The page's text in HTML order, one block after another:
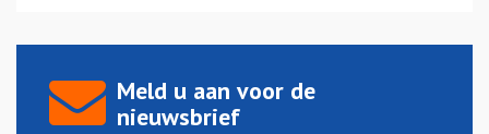
Meld u aan voor de
nieuwsbrief